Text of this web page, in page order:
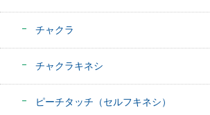
チャクラ
チャクラキネシ
ピーチタッチ（セルフキネシ）